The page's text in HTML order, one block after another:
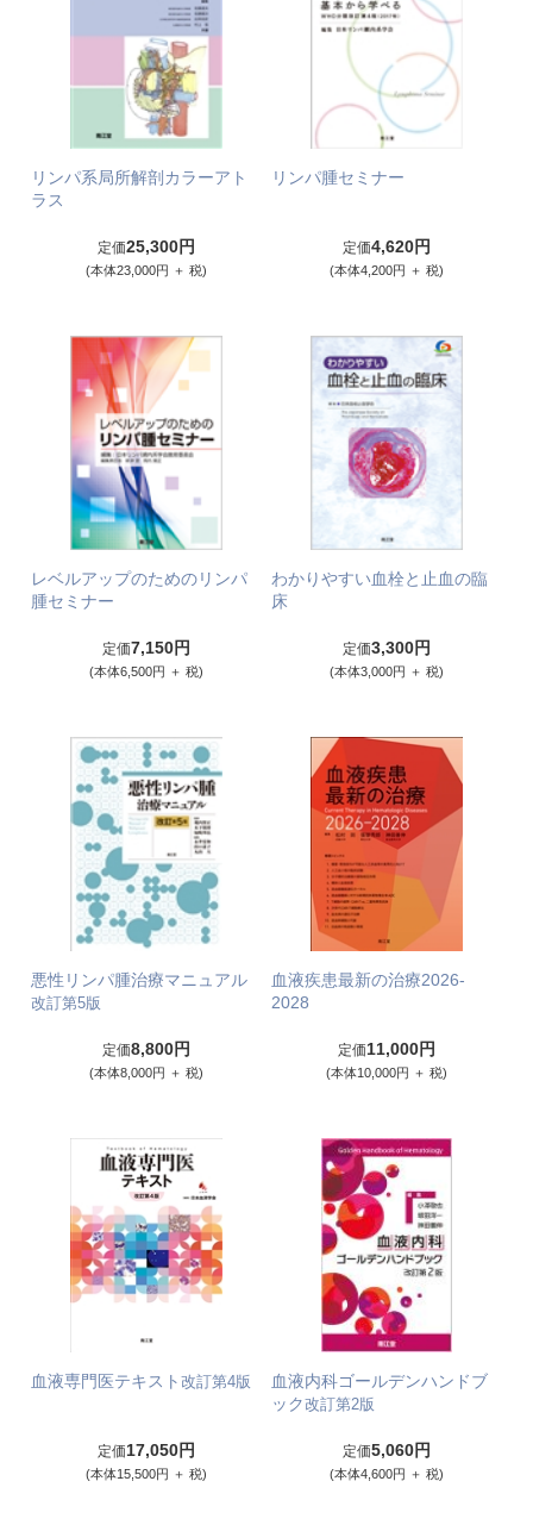
リンパ系局所解剖カラーアト
ラス
定価25,300円
(本体23,000円 ＋ 税)
リンパ腫セミナー
定価4,620円
(本体4,200円 ＋ 税)
レベルアップのためのリンパ
腫セミナー
定価7,150円
(本体6,500円 ＋ 税)
わかりやすい血栓と止血の臨
床
定価3,300円
(本体3,000円 ＋ 税)
悪性リンパ腫治療マニュアル
改訂第5版
定価8,800円
(本体8,000円 ＋ 税)
血液疾患最新の治療2026-
2028
定価11,000円
(本体10,000円 ＋ 税)
血液専門医テキスト改訂第4版
定価17,050円
(本体15,500円 ＋ 税)
血液内科ゴールデンハンドブ
ック改訂第2版
定価5,060円
(本体4,600円 ＋ 税)